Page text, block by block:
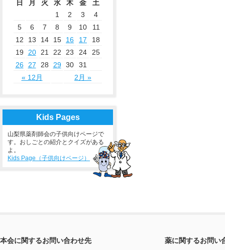
日
月 火 水 木 金
土
1
2 3
4
5
6 7 8 9 10
11
12
13 14 15 16 17
18
19
20 21 22 23 24
25
26
27 28 29 30
31
« 12月
2月 »
Kids Pages
山梨県薬剤師会の子供向けページで
す。おしごとの紹介とクイズがある
よ。
Kids Page（子供向けページ）
本会に関するお問い合わせ先
薬に関するお問い